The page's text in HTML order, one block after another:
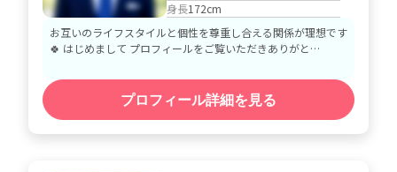
身長172cm
お互いのライフスタイルと個性を尊重し合える関係が理想です ​
🍀 はじめまして プロフィールをご覧いただきありがと…
プロフィール詳細を見る